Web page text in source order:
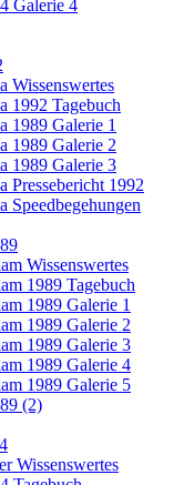
Galerie 4
Wissenswertes
1992 Tagebuch
1989 Galerie 1
1989 Galerie 2
1989 Galerie 3
Pressebericht 1992
Speedbegehungen
Wissenswertes
1989 Tagebuch
1989 Galerie 1
1989 Galerie 2
1989 Galerie 3
1989 Galerie 4
1989 Galerie 5
(2)
Wissenswertes